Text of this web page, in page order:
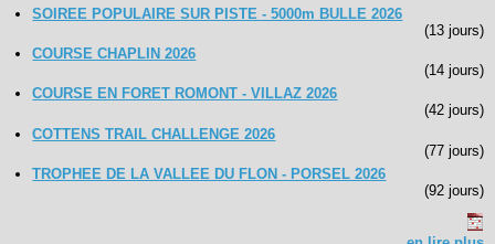
SOIREE POPULAIRE SUR PISTE - 5000m BULLE 2026
(13 jours)
COURSE CHAPLIN 2026
(14 jours)
COURSE EN FORET ROMONT - VILLAZ 2026
(42 jours)
COTTENS TRAIL CHALLENGE 2026
(77 jours)
TROPHEE DE LA VALLEE DU FLON - PORSEL 2026
(92 jours)